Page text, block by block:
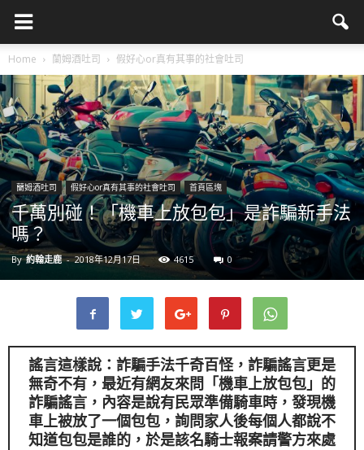
Home 蘭姆酒吐司 假好心or真有其事的社會吐司
蘭姆酒吐司 假好心or真有其事的社會吐司 首頁區塊
千萬別碰！「機車上放包包」是詐騙新手法
嗎？
By 約翰走鹿 - 2018年12月17日 4615 0
謠言這樣說：詐騙手法千奇百怪，詐騙謠言更是
無奇不有，最近有網友來問「機車上放包包 」的
詐騙謠言，內容是說有民眾準備騎車時，發現機
車上被放了一個包包，詢問家人後每個人都說不
知道包包是誰的，於是該名騎士報案請警方來處